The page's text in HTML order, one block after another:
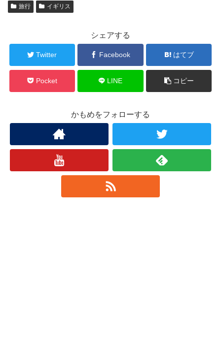
旅行 イギリス
シェアする
Twitter Facebook はてブ
Pocket LINE コピー
かもめをフォローする